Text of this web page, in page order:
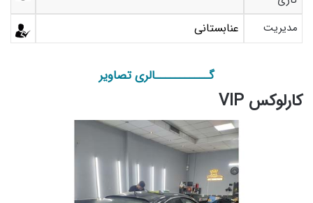
مدیریت عنابستانی
گـــــــــــالری تصاویر
کارلوکس VIP